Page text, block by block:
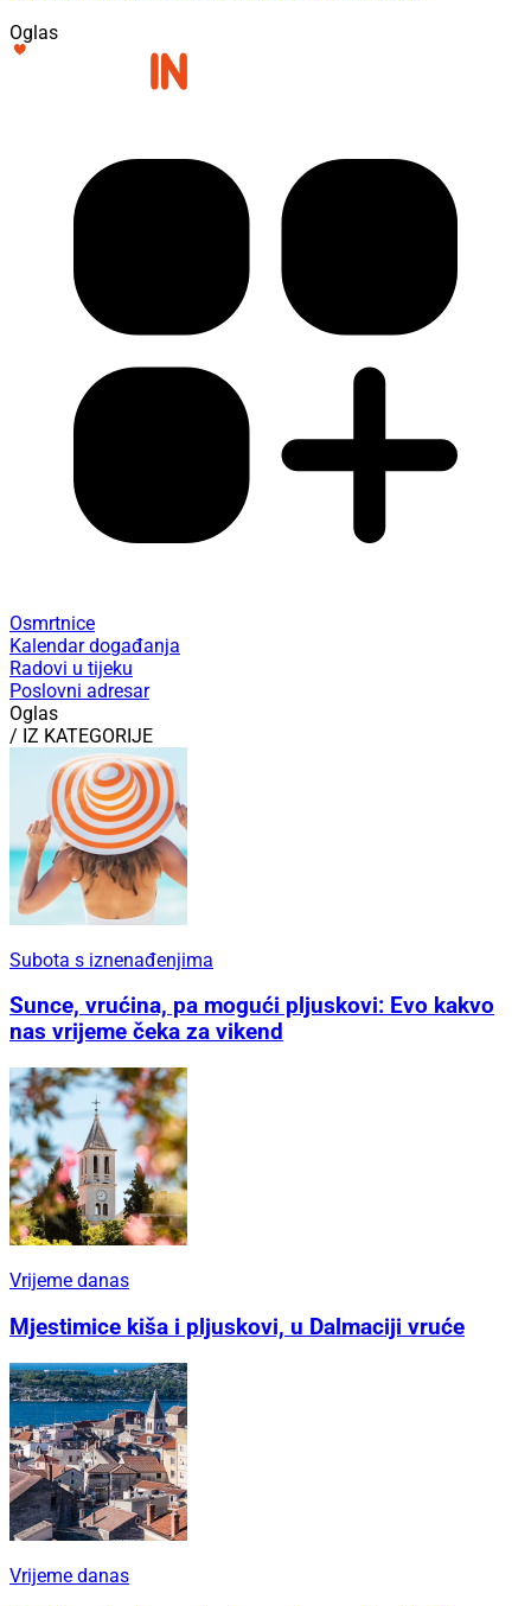
Oglas
Osmrtnice
Kalendar događanja
Radovi u tijeku
Poslovni adresar
Oglas
/ IZ KATEGORIJE
Subota s iznenađenjima
Sunce, vrućina, pa mogući pljuskovi: Evo kakvo
nas vrijeme čeka za vikend
Vrijeme danas
Mjestimice kiša i pljuskovi, u Dalmaciji vruće
Vrijeme danas